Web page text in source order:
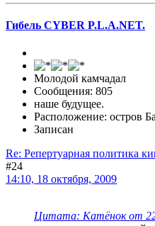
Гибель CYBER P.L.A.NET.
Молодой камчадал
Сообщения: 805
наше будущее.
Расположение: остров
Записан
Re: Репертуарная политика
#24
14:10, 18 октября, 2009
Цитата: Катёнок от